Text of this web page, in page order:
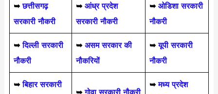
➥ छत्तीसगढ़
सरकारी नौकरी
➥ आंध्र प्रदेश
सरकारी नौकरी
➥ ओडिशा सरकारी
नौकरी
➥ दिल्ली सरकारी
नौकरी
➥ असम सरकार की
नौकरियों
➥ यूपी सरकारी
नौकरी
➥बिहार सरकारी
➥गोवा सरकारी नौकरी
➥ मध्य प्रदेश